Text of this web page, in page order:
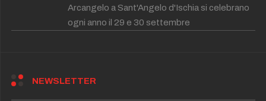
Arcangelo a Sant'Angelo d'Ischia si celebrano
ogni anno il 29 e 30 settembre
NEWSLETTER